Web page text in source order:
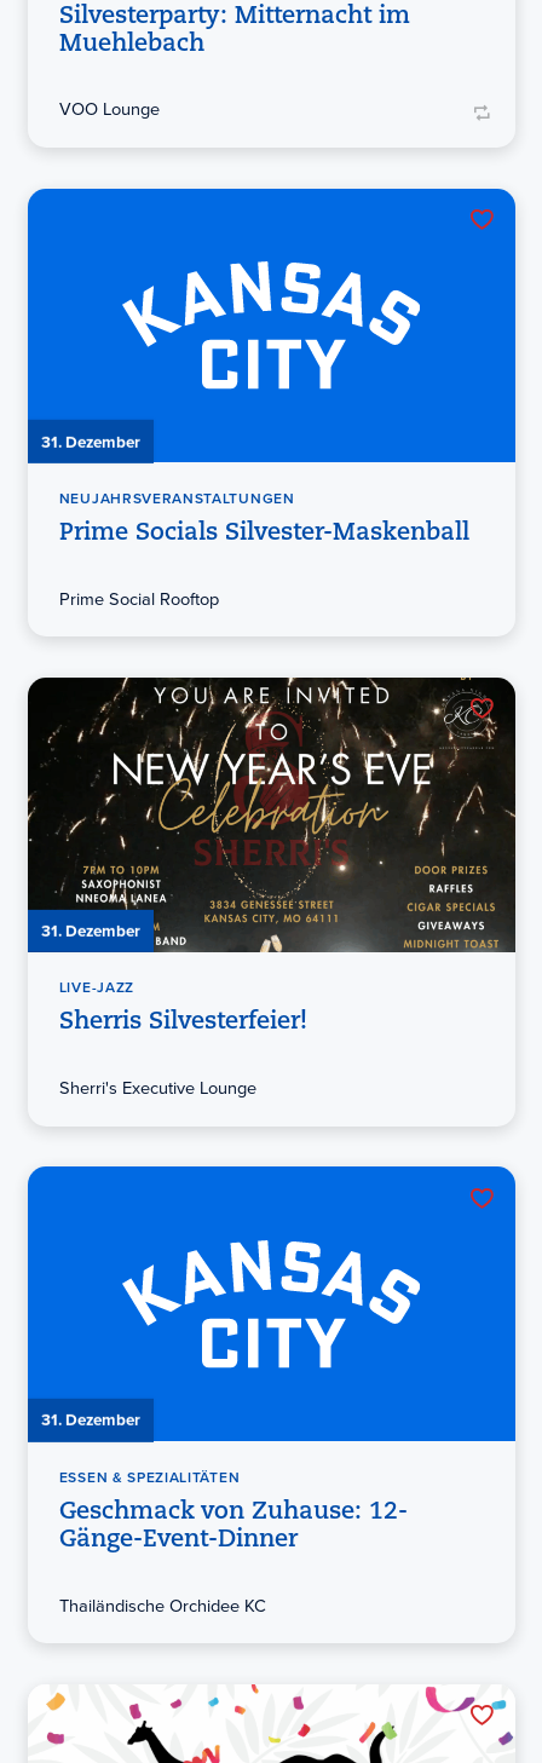
Silvesterparty: Mitternacht im
Muehlebach
VOO Lounge
31. Dezember
NEUJAHRSVERANSTALTUNGEN
Prime Socials Silvester-Maskenball
Prime Social Rooftop
31. Dezember
LIVE-JAZZ
Sherris Silvesterfeier!
Sherri's Executive Lounge
31. Dezember
ESSEN & SPEZIALITÄTEN
Geschmack von Zuhause: 12-
Gänge-Event-Dinner
Thailändische Orchidee KC